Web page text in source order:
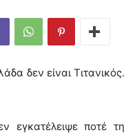
δεν είναι Τιτανικός.
εγκατέλειψε ποτέ τη